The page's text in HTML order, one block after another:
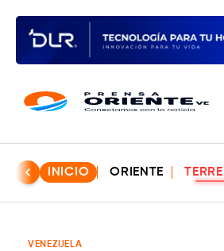
INICIO ORIENTE
VENEZUELA